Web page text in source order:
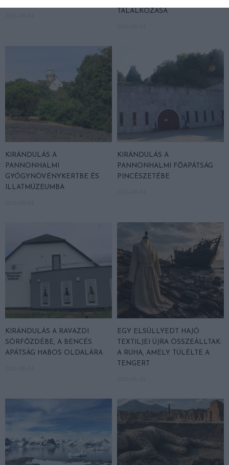
TALÁLKOZÁSA
KIRÁNDULÁS A
PANNONHALMI
GYÓGYNÖVÉNYKERTBE ÉS
ILLATMÚZEUMBA
KIRÁNDULÁS A
PANNONHALMI FŐAPÁTSÁG
PINCÉSZETÉBE
KIRÁNDULÁS A RAVAZDI
SÖRFŐZDÉBE, A BENCÉS
APÁTSÁG HABOS OLDALÁRA
EGY ELSÜLLYEDT HAJÓ
TEXTILJEI ÚJRA ÖSSZEÁLLTAK:
A RUHA, AMELY TÚLÉLTE A
TENGERT